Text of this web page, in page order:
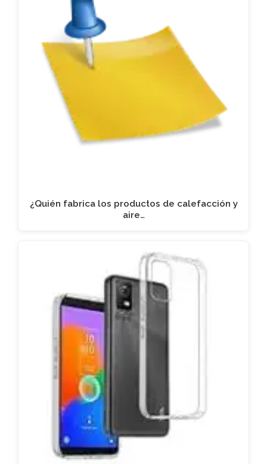
¿Quién fabrica los productos de calefacción y
aire…